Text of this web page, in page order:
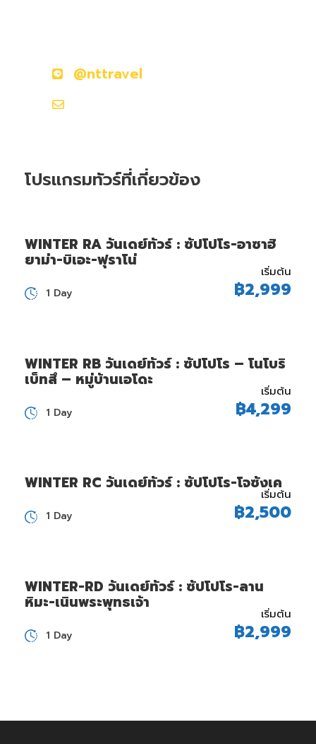
@nttravel
โปรแกรมทัวร์ที่เกี่ยวข้อง
WINTER RA วันเดย์ทัวร์ : ซัปโปโร-อาซาฮิ
ยาม่า-บิเอะ-ฟุราโน่
เริ่มต้น
฿2,999
1 Day
WINTER RB วันเดย์ทัวร์ : ซัปโปโร – โนโบริ
เบ็ทสึ – หมู่บ้านเอโดะ
เริ่มต้น
฿4,299
1 Day
WINTER RC วันเดย์ทัวร์ : ซัปโปโร-โจซังเค
เริ่มต้น
฿2,500
1 Day
WINTER-RD วันเดย์ทัวร์ : ซัปโปโร-ลาน
หิมะ-เนินพระพุทธเจ้า
เริ่มต้น
฿2,999
1 Day